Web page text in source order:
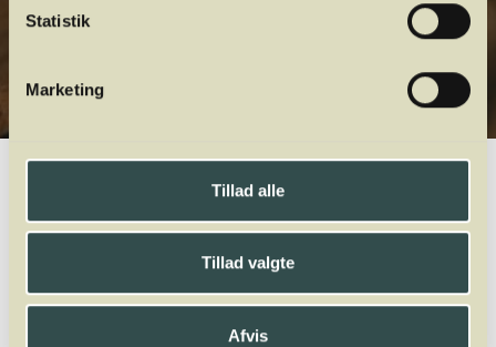
Statistik
Marketing
Tillad alle
Tillad valgte
Afvis
Winelab.dk Vinviden vinordbog Druesorter Furmint
A B C D E F G H I J K L M N O P Q R S T U V W X
Faberrebe Falanghina Fer Servadou Fiano
Fogoneu